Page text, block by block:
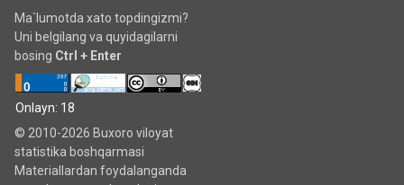
Ma`lumotda xato topdingizmi?
Uni belgilang va quyidagilarni
bosing Ctrl + Enter
Onlayn: 18
© 2010-2026 Buxoro viloyat
statistika boshqarmasi
Materiallardan foydalanganda